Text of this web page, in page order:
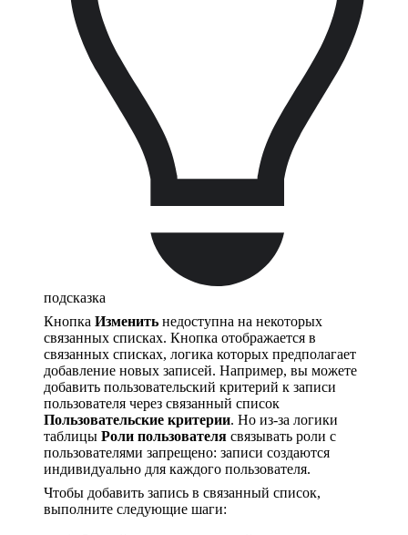
подсказка
Кнопка Изменить недоступна на некоторых
связанных списках. Кнопка отображается в
связанных списках, логика которых предполагает
добавление новых записей. Например, вы можете
добавить пользовательский критерий к записи
пользователя через связанный список
Пользовательские критерии. Но из-за логики
таблицы Роли пользователя связывать роли с
пользователями запрещено: записи создаются
индивидуально для каждого пользователя.
Чтобы добавить запись в связанный список,
выполните следующие шаги: